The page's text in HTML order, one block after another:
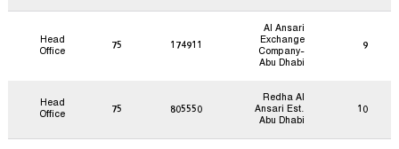
9
Al Ansari
Exchange
Company-
Abu Dhabi
174911
75
Head
Office
10
Redha Al
Ansari Est.
Abu Dhabi
805550
75
Head
Office